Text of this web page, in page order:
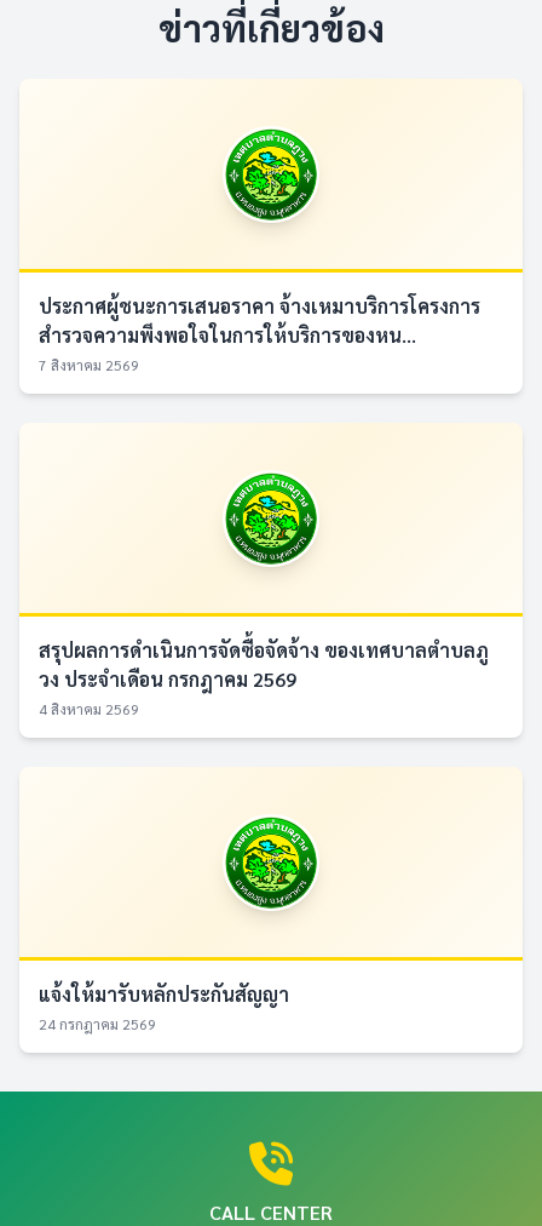
ข่าวที่เกี่ยวข้อง
ประกาศผู้ชนะการเสนอราคา จ้างเหมาบริการโครงการ
สำรวจความพึงพอใจในการให้บริการของหน...
7 สิงหาคม 2569
สรุปผลการดำเนินการจัดซื้อจัดจ้าง ของเทศบาลตำบลภู
วง ประจำเดือน กรกฎาคม 2569
4 สิงหาคม 2569
แจ้งให้มารับหลักประกันสัญญา
24 กรกฎาคม 2569
CALL CENTER